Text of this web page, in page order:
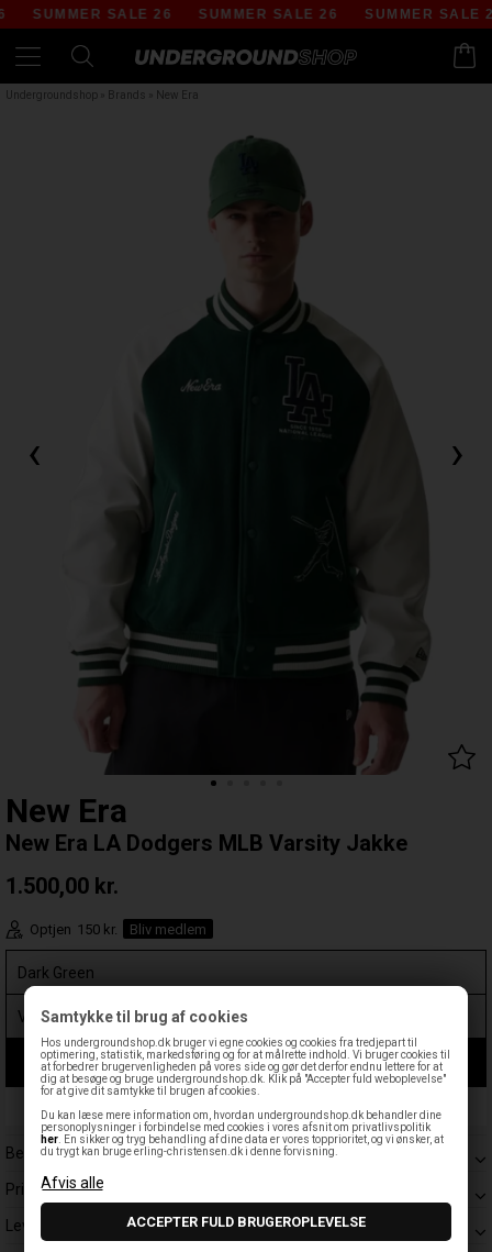
Samtykke til brug af cookies
Hos undergroundshop.dk bruger vi egne cookies og cookies fra tredjepart til
optimering, statistik, markedsføring og for at målrette indhold. Vi bruger cookies til
at forbedrer brugervenligheden på vores side og gør det derfor endnu lettere for at
dig at besøge og bruge undergroundshop.dk. Klik på "Accepter fuld weboplevelse"
for at give dit samtykke til brugen af cookies.
Du kan læse mere information om, hvordan undergroundshop.dk behandler dine
personoplysninger i forbindelse med cookies i vores afsnit om privatlivspolitik
her . En sikker og tryg behandling af dine data er vores topprioritet, og vi ønsker, at
du trygt kan bruge erling-christensen.dk i denne forvisning.
SUMMER SALE 26 SUMMER SALE 26 SUMMER SALE 26
Undergroundshop Brands New Era
‹ ›
New Era
New Era LA Dodgers MLB Varsity Jakke
1.500,00 kr.
Optjen 150 kr. Bliv medlem
LÆG I KURV
Leveringstid: 1-3 hverdage
Beskrivelse
Prisgaranti
Levering